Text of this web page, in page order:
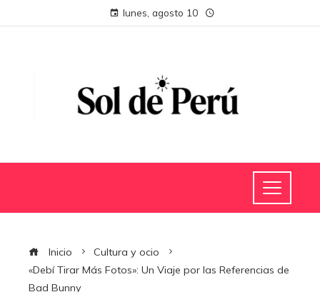
lunes, agosto 10
Inicio
Cultura y ocio
«Debí Tirar Más Fotos»: Un Viaje por las Referencias de
Bad Bunny